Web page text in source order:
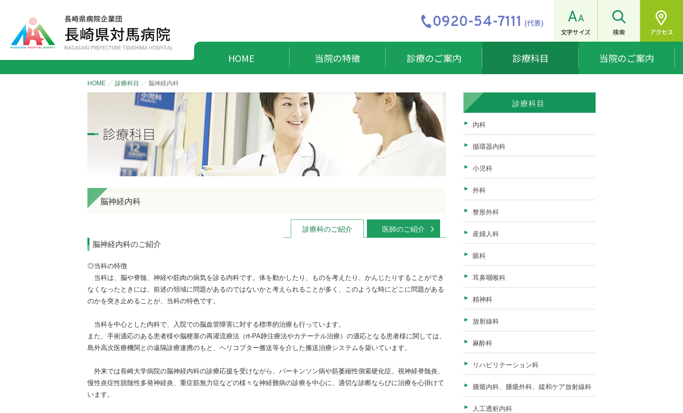
0920-54-7111 (代表)
文字サイズ 検索 アクセス
HOME 当院の特徴
地域コミュニティとの深い関わり
次世代を担うスタッフ教育への取り組み
診療のご案内
診療を受けられる方
外来担当医表
入院のご案内
お見舞い・面会
入院医療費(DPC制度)
健康診断のご案内
特定健診について
診療科目
血液内科 脳神経内科
臨床検査科 人工透析内科
腫瘍内科、腫瘍外科、緩和ケア放射線科 リハビリテーション科 麻酔科
消化器内科
循環器内科
当院のご案内
病院のご紹介
理念・基本方針
患者様の権利と義務
施設基準一覧・認定施設
看護部 地域連携室
健診室 人工透析室
栄養管理室 臨床工学室
施設案内・フロアマップ
広報誌
HOME 診療科目 脳神経内科
脳神経内科
診療科のご紹介 医師のご紹介
脳神経内科のご紹介
◎当科の特徴
当科は、脳や脊髄、神経や筋肉の病気を診る内科です。体を動かしたり、ものを考えたり、かんじたりすることができ
なくなったときには、前述の領域に問題があるのではないかと考えられることが多く、このような時にどこに問題がある
のかを突き止めることが、当科の特色です。
当科を中心とした内科で、入院での脳血管障害に対する標準的治療も行っています。
また、手術適応のある患者様や脳梗塞の再灌流療法（rt-PA静注療法やカテーテル治療）の適応となる患者様に関しては、
島外高次医療機関との遠隔診療連携のもと、ヘリコプター搬送等を介した搬送治療システムを築いています。
外来では長崎大学病院の脳神経内科の診療応援を受けながら、パーキンソン病や筋萎縮性側索硬化症、視神経脊髄炎、
慢性炎症性脱髄性多発神経炎、重症筋無力症などの様々な神経難病の診療を中心に、適切な診断ならびに治療を心掛けて
います。
診療科目
内科
循環器内科
小児科
外科
整形外科
産婦人科
眼科
耳鼻咽喉科
精神科
放射線科
麻酔科
リハビリテーション科
腫瘍内科、腫瘍外科、緩和ケア放射線科
人工透析内科